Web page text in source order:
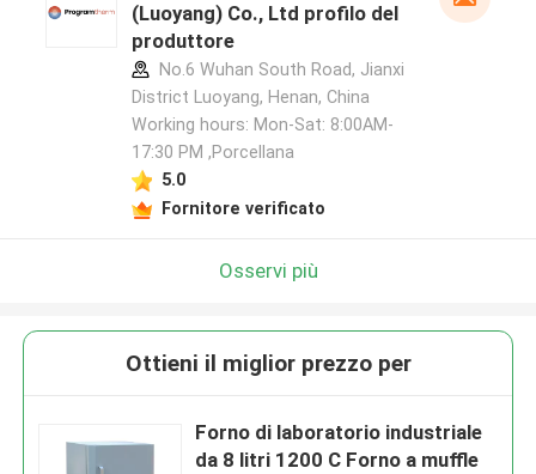
(Luoyang) Co., Ltd profilo del
produttore
No.6 Wuhan South Road, Jianxi
District Luoyang, Henan, China
Working hours: Mon-Sat: 8:00AM-
17:30 PM ,Porcellana
5.0
Fornitore verificato
Osservi più
Ottieni il miglior prezzo per
Forno di laboratorio industriale
da 8 litri 1200 C Forno a muffle